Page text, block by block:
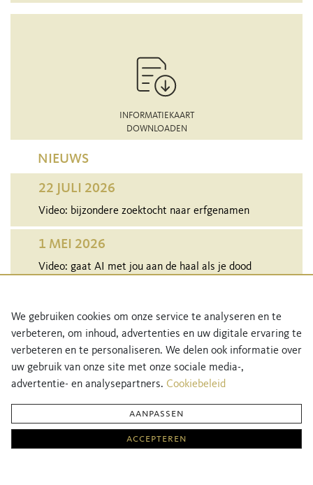
We gebruiken cookies om onze service te analyseren en te
verbeteren, om inhoud, advertenties en uw digitale ervaring te
verbeteren en te personaliseren. We delen ook informatie over
uw gebruik van onze site met onze sociale media-,
advertentie- en analysepartners. Cookiebeleid
aanpassen
accepteren
INFORMATIEKAART
DOWNLOADEN
NIEUWS
22 JULI 2026
Video: bijzondere zoektocht naar erfgenamen
1 MEI 2026
Video: gaat AI met jou aan de haal als je dood
29 APRIL 2026
Audio: bewuste keuzes maken als je gaat trouwen
MEER NIEUWS
Netwerk Notarissen Direct is een initiatief van Netwerk Notarissen, de grootste en
sterkste notariële community van Nederland.